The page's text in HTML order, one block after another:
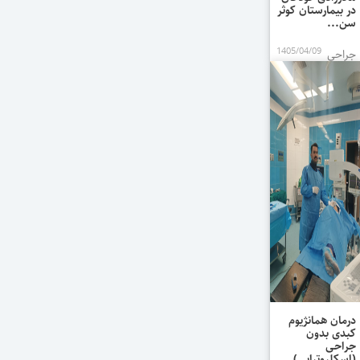
در بیمارستان کوثر
سن...
جراحی
فوق‌تخصصی آب
مروارید (کاتاراکت)
مادرزادی کودکان
در بیمارستان کوثر
سنندج توسط
سرکار خانم دکتر
دکتر به‌یان
پورمحمد،
فوق‌تخصص...
1405/04/09
درمان همانژیوم
کبدی بدون
جراحی